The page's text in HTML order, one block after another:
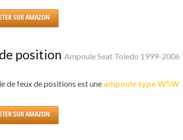
SUR AMAZON
position Ampoule Seat Toledo 1999-2006
de feux de positions est une ampoule type W5W
SUR AMAZON